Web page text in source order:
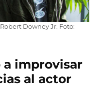
Downey Jr. Foto:
a improvisar
al actor